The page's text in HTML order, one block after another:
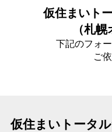
仮住まいト
（札
下記のフォ
ご
仮住まいトータ